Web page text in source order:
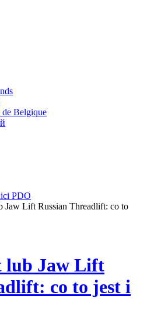
de Belgique
PDO
Jaw Lift Russian Threadlift: co to
lub Jaw Lift
co to jest i